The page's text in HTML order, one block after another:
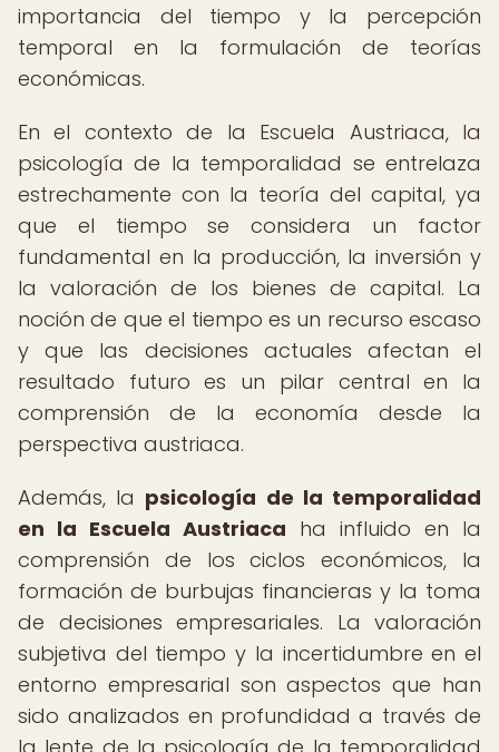
importancia del tiempo y la percepción
temporal en la formulación de teorías
económicas.
En el contexto de la Escuela Austriaca, la
psicología de la temporalidad se entrelaza
estrechamente con la teoría del capital, ya
que el tiempo se considera un factor
fundamental en la producción, la inversión y
la valoración de los bienes de capital. La
noción de que el tiempo es un recurso escaso
y que las decisiones actuales afectan el
resultado futuro es un pilar central en la
comprensión de la economía desde la
perspectiva austriaca.
Además, la psicología de la temporalidad
en la Escuela Austriaca ha influido en la
comprensión de los ciclos económicos, la
formación de burbujas financieras y la toma
de decisiones empresariales. La valoración
subjetiva del tiempo y la incertidumbre en el
entorno empresarial son aspectos que han
sido analizados en profundidad a través de